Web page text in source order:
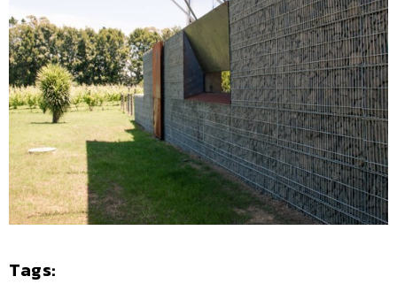
Tags: